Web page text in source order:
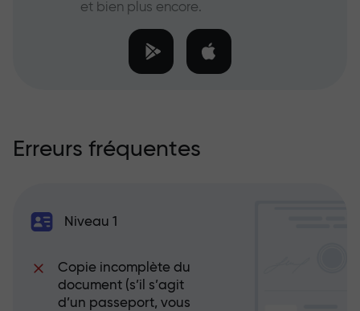
et bien plus encore.
Erreurs fréquentes
Niveau 1
Copie incomplète du
document (s’il s’agit
d’un passeport, vous